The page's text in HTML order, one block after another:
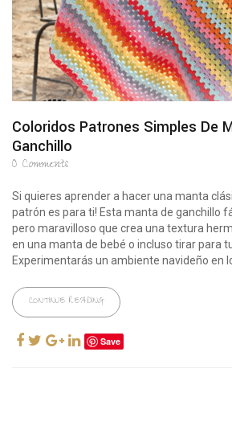
Coloridos Patrones Simples De
Ganchillo
0 Comments
Si quieres aprender a hacer una manta
patrón es para ti! Esta manta de ganchillo
pero maravilloso que crea una textura
en una manta de bebé o incluso tirar para
Experimentarás un ambiente navideño en
CONTINUE READING
Save